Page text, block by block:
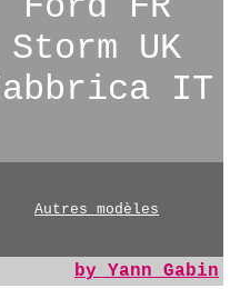
Storm UK
IT
Autres modèles
by Yann Gabin